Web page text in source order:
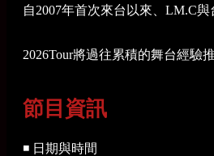
自2007年首次來台以來、LM.C
2026Tour將過往累積的舞台經驗
節目資訊
◾ 日期與時間